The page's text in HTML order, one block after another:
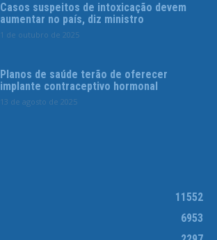
Casos suspeitos de intoxicação devem
aumentar no país, diz ministro
1 de outubro de 2025
Planos de saúde terão de oferecer
implante contraceptivo hormonal
13 de agosto de 2025
11552
6953